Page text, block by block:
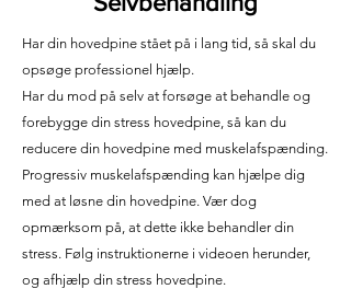
Har din hovedpine stået på i lang tid, så skal du
opsøge professionel hjælp.
Har du mod på selv at forsøge at behandle og
forebygge din stress hovedpine, så kan du
reducere din hovedpine med muskelafspænding.
Progressiv muskelafspænding kan hjælpe dig
med at løsne din hovedpine. Vær dog
opmærksom på, at dette ikke behandler din
stress. Følg instruktionerne i videoen herunder,
og afhjælp din stress hovedpine.